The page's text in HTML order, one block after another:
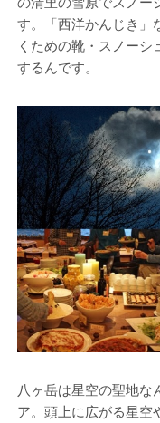
す。「西洋かんじき」
くための靴・スノー
するんです。
八ヶ岳は星空の聖地な
ア。頭上に広がる星空